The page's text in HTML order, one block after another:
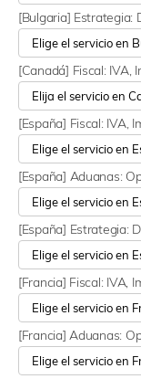
[Bulgaria] Estrategia:
[Canadá] Fiscal: IVA,
[España] Fiscal: IVA,
[España] Aduanas:
[España] Estrategia:
[Francia] Fiscal: IVA,
[Francia] Aduanas: